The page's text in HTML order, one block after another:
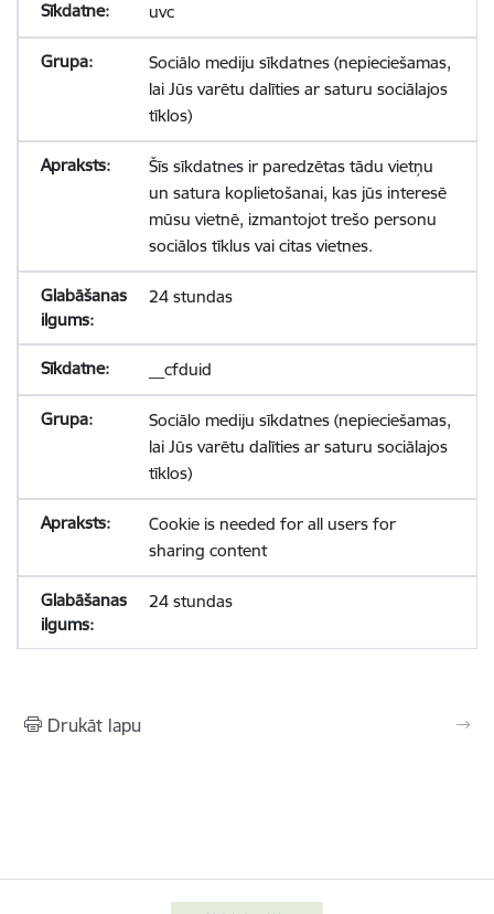
uvc
Sociālo mediju sīkdatnes (nepieciešamas,
lai Jūs varētu dalīties ar saturu sociālajos
tīklos)
Šīs sīkdatnes ir paredzētas tādu vietņu
un satura koplietošanai, kas jūs interesē
mūsu vietnē, izmantojot trešo personu
sociālos tīklus vai citas vietnes.
24 stundas
__cfduid
Sociālo mediju sīkdatnes (nepieciešamas,
lai Jūs varētu dalīties ar saturu sociālajos
tīklos)
Cookie is needed for all users for
sharing content
24 stundas
Drukāt lapu